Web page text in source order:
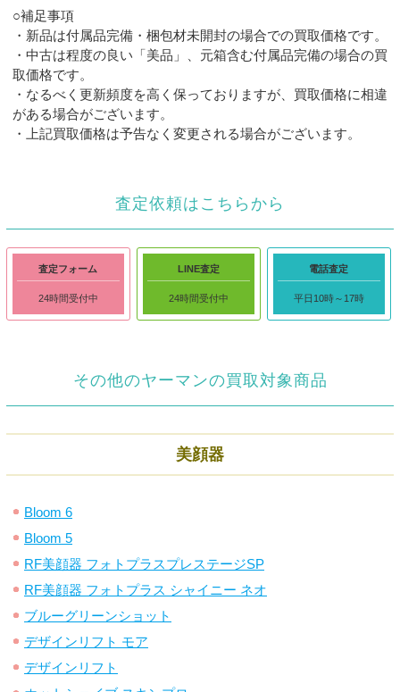
○補足事項
・新品は付属品完備・梱包材未開封の場合での買取価格です。
・中古は程度の良い「美品」、元箱含む付属品完備の場合の買
取価格です。
・なるべく更新頻度を高く保っておりますが、買取価格に相違
がある場合がございます。
・上記買取価格は予告なく変更される場合がございます。
査定依頼はこちらから
査定フォーム
24時間受付中
LINE査定
24時間受付中
電話査定
平日10時～17時
その他のヤーマンの買取対象商品
美顔器
Bloom 6
Bloom 5
RF美顔器 フォトプラスプレステージSP
RF美顔器 フォトプラス シャイニー ネオ
ブルーグリーンショット
デザインリフト モア
デザインリフト